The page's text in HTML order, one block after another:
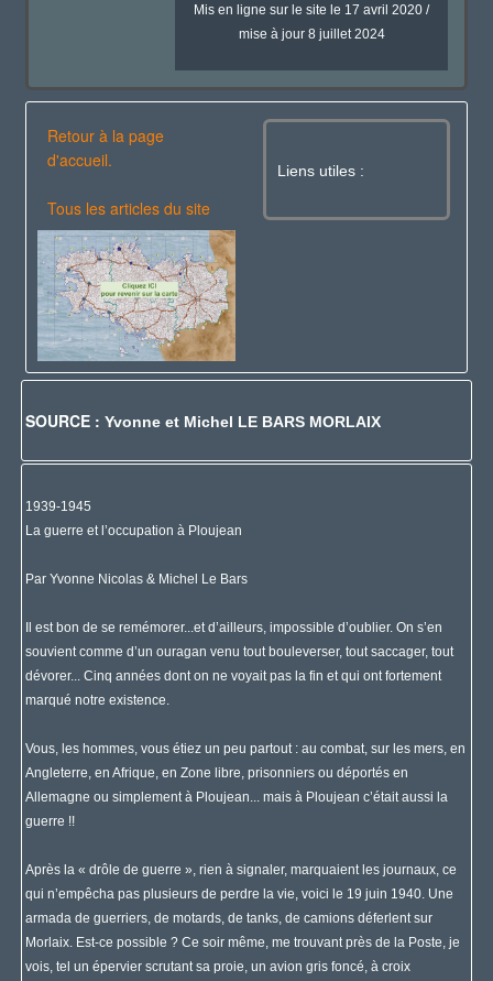
Mis en ligne sur le site le 17 avril 2020 /
mise à jour 8 juillet 2024
Retour à la page
d'accueil.
Tous les articles du site
Liens utiles :
SOURCE : Yvonne et Michel LE BARS MORLAIX
1939-1945
La guerre et l’occupation à Ploujean
Par Yvonne Nicolas & Michel Le Bars
Il est bon de se remémorer...et d’ailleurs, impossible d’oublier. On s’en
souvient comme d’un ouragan venu tout bouleverser, tout saccager, tout
dévorer... Cinq années dont on ne voyait pas la fin et qui ont fortement
marqué notre existence.
Vous, les hommes, vous étiez un peu partout : au combat, sur les mers, en
Angleterre, en Afrique, en Zone libre, prisonniers ou déportés en
Allemagne ou simplement à Ploujean... mais à Ploujean c’était aussi la
guerre !!
Après la « drôle de guerre », rien à signaler, marquaient les journaux, ce
qui n’empêcha pas plusieurs de perdre la vie, voici le 19 juin 1940. Une
armada de guerriers, de motards, de tanks, de camions déferlent sur
Morlaix. Est-ce possible ? Ce soir même, me trouvant près de la Poste, je
vois, tel un épervier scrutant sa proie, un avion gris foncé, à croix